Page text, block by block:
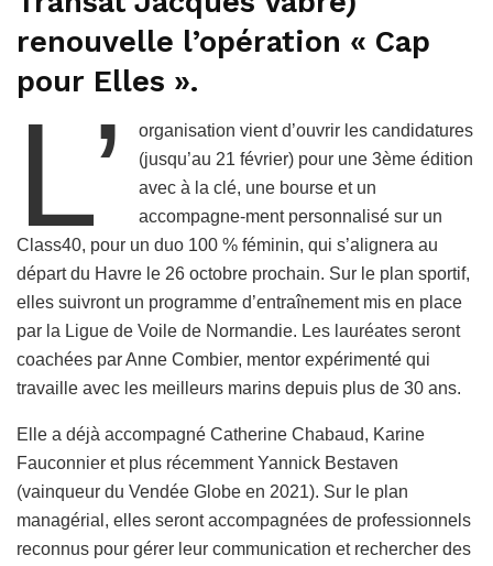
renouvelle l’opération « Cap
pour Elles ».
L’
organisation vient d’ouvrir les candidatures
(jusqu’au 21 février) pour une 3ème édition
avec à la clé, une bourse et un
accompagne-ment personnalisé sur un
Class40, pour un duo 100 % féminin, qui s’alignera au
départ du Havre le 26 octobre prochain. Sur le plan sportif,
elles suivront un programme d’entraînement mis en place
par la Ligue de Voile de Normandie. Les lauréates seront
coachées par Anne Combier, mentor expérimenté qui
travaille avec les meilleurs marins depuis plus de 30 ans.
Elle a déjà accompagné Catherine Chabaud, Karine
Fauconnier et plus récemment Yannick Bestaven
(vainqueur du Vendée Globe en 2021). Sur le plan
managérial, elles seront accompagnées de professionnels
reconnus pour gérer leur communication et rechercher des